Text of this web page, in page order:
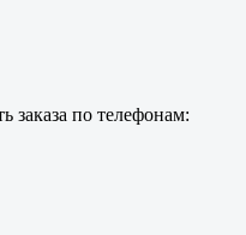
заказа по телефонам: